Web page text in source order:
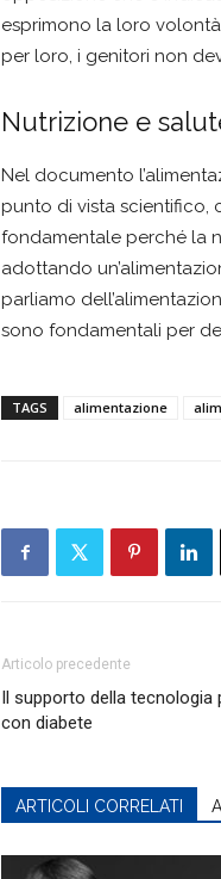
esprimono la loro
per loro, i genitori non
Nutrizione e
Nel documento
punto di vista scientifico,
fondamentale perché la
adottando
parliamo
sono fondamentali per
TAGS alimentazione
Articolo precedente
Il supporto della tecnologia
con diabete
ARTICOLI CORRELATI